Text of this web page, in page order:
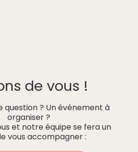
de vous !
question ? Un événement à
organiser ?
et notre équipe se fera un
vous accompagner :